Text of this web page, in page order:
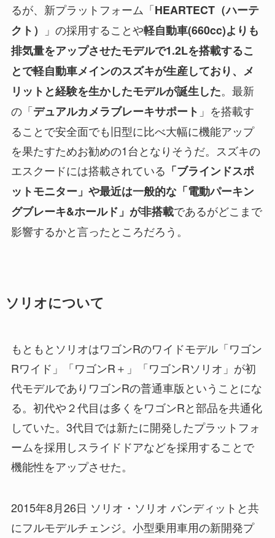
るが、新プラットフォーム「HEARTECT（ハーテ
クト）
」の採用することや軽自動車(660cc)よりも
排気量をアップさせたモデルで1.2Lを搭載するこ
とで軽自動車メインのスズキが生産しており、 メ
リットと経験を生かしたモデルが誕生した。最新
の「デュアルカメラブレーキサポート 」を搭載す
ることで安全面でも旧型に比べ大幅に機能アップ
を果たすためお勧めの1台となりそうだ。スズキの
エスクードには搭載されている 「ブラインドスポ
ットモニター」や最近は一般的な「電動パーキン
グブレーキ&ホールド」が非搭載であるがどこまで
影響するかと言ったところだろう。
ソリオについて
もともとソリオはワゴンRのワイドモデル「ワゴン
Rワイド」「ワゴンR＋」「ワゴンRソリオ」が初
代モデルでありワゴンRの普通車版ということにな
る。初代や２代目は多くをワゴンRと部品を共通化
していた。3代目では新たに開発したプラットフォ
ームを採用しスライドドアなどを採用することで
機能性をアップさせた。
2015年8月26日 ソリオ・ソリオ バンディットと共
にフルモデルチェンジ。小型乗用車用の新開発プ